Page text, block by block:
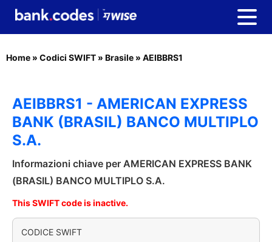
Home » Codici SWIFT » Brasile » AEIBBRS1
AEIBBRS1 - AMERICAN EXPRESS
BANK (BRASIL) BANCO MULTIPLO
S.A.
Informazioni chiave per AMERICAN EXPRESS BANK
(BRASIL) BANCO MULTIPLO S.A.
This SWIFT code is inactive.
CODICE SWIFT